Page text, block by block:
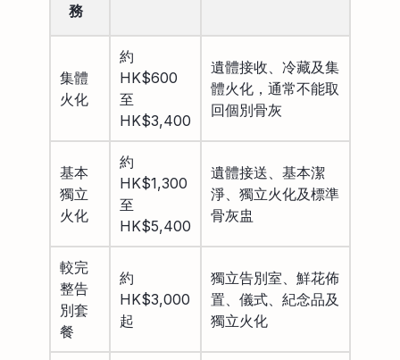
務
集體
火化
約
HK$600
至
HK$3,400
遺體接收、冷藏及集
體火化，通常不能取
回個別骨灰
基本
獨立
火化
約
HK$1,300
至
HK$5,400
遺體接送、基本潔
淨、獨立火化及標準
骨灰盅
較完
整告
別套
餐
約
HK$3,000
起
獨立告別室、鮮花佈
置、儀式、紀念品及
獨立火化